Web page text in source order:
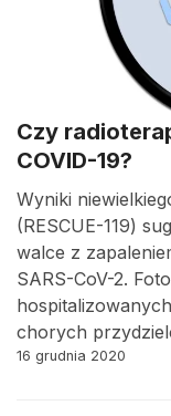
Czy
COVID-19?
Wyniki
(RESCUE-119)
walce z
SARS-CoV-2.
chorych
16 grudnia 2020